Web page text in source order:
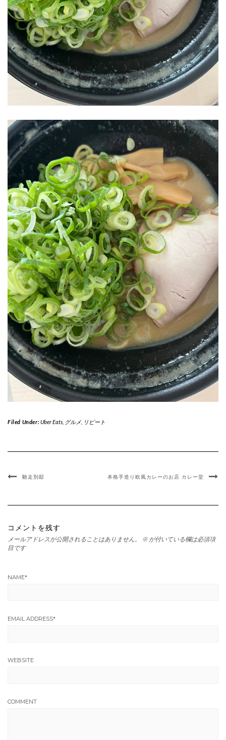
Filed Under:Uber Eats, グルメ, リピート
馳走別邸 本格手造り欧風カレーのお店 カレー堂
コメントを残す
メールアドレスが公開されることはありません。 ※ が付いている欄は必須項
目です
NAME*
EMAIL ADDRESS*
WEBSITE
COMMENT